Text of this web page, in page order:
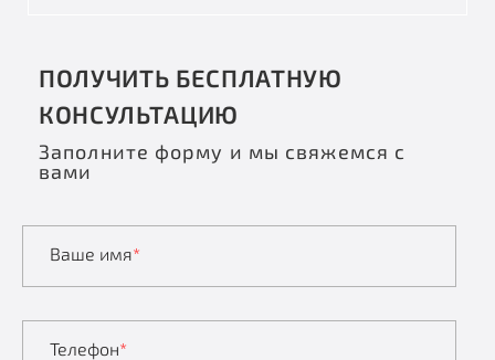
ПОЛУЧИТЬ БЕСПЛАТНУЮ
КОНСУЛЬТАЦИЮ
Заполните форму и мы свяжемся с
вами
Ваше имя*
Телефон*